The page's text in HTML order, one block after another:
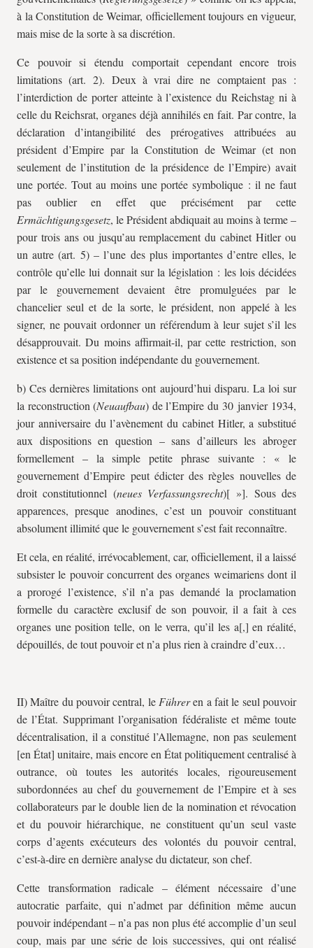
à la Constitution de Weimar, officiellement toujours en vigueur,
mais mise de la sorte à sa discrétion.
Ce pouvoir si étendu comportait cependant encore trois
limitations (art. 2). Deux à vrai dire ne comptaient pas :
l’interdiction de porter atteinte à l’existence du Reichstag ni à
celle du Reichsrat, organes déjà annihilés en fait. Par contre, la
déclaration d’intangibilité des prérogatives attribuées au
président d’Empire par la Constitution de Weimar (et non
seulement de l’institution de la présidence de l’Empire) avait
une portée. Tout au moins une portée symbolique : il ne faut
pas oublier en effet que précisément par cette
Ermächtigungsgesetz, le Président abdiquait au moins à terme –
pour trois ans ou jusqu’au remplacement du cabinet Hitler ou
un autre (art. 5) – l’une des plus importantes d’entre elles, le
contrôle qu’elle lui donnait sur la législation : les lois décidées
par le gouvernement devaient être promulguées par le
chancelier seul et de la sorte, le président, non appelé à les
signer, ne pouvait ordonner un référendum à leur sujet s’il les
désapprouvait. Du moins affirmait-il, par cette restriction, son
existence et sa position indépendante du gouvernement.
b) Ces dernières limitations ont aujourd’hui disparu. La loi sur
la reconstruction (Neuaufbau) de l’Empire du 30 janvier 1934,
jour anniversaire du l’avènement du cabinet Hitler, a substitué
aux dispositions en question – sans d’ailleurs les abroger
formellement – la simple petite phrase suivante : « le
gouvernement d’Empire peut édicter des règles nouvelles de
droit constitutionnel (neues Verfassungsrecht)[ »]. Sous des
apparences, presque anodines, c’est un pouvoir constituant
absolument illimité que le gouvernement s’est fait reconnaître.
Et cela, en réalité, irrévocablement, car, officiellement, il a laissé
subsister le pouvoir concurrent des organes weimariens dont il
a prorogé l’existence, s’il n’a pas demandé la proclamation
formelle du caractère exclusif de son pouvoir, il a fait à ces
organes une position telle, on le verra, qu’il les a[,] en réalité,
dépouillés, de tout pouvoir et n’a plus rien à craindre d’eux…
II) Maître du pouvoir central, le Führeren a fait le seul pouvoir
de l’État. Supprimant l’organisation fédéraliste et même toute
décentralisation, il a constitué l’Allemagne, non pas seulement
[en État] unitaire, mais encore en État politiquement centralisé à
outrance, où toutes les autorités locales, rigoureusement
subordonnées au chef du gouvernement de l’Empire et à ses
collaborateurs par le double lien de la nomination et révocation
et du pouvoir hiérarchique, ne constituent qu’un seul vaste
corps d’agents exécuteurs des volontés du pouvoir central,
c’est-à-dire en dernière analyse du dictateur, son chef.
Cette transformation radicale – élément nécessaire d’une
autocratie parfaite, qui n’admet par définition même aucun
pouvoir indépendant – n’a pas non plus été accomplie d’un seul
coup, mais par une série de lois successives, qui ont réalisé